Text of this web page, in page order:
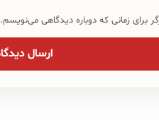
برای زمانی که دوباره دیدگاهی می‌نویسم.